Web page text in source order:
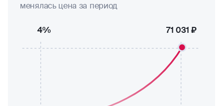
менялась цена за период
71 031 ₽
4%